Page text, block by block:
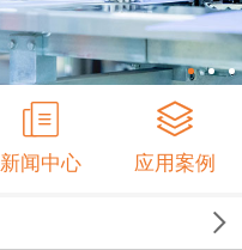
新闻中心 应用案例
